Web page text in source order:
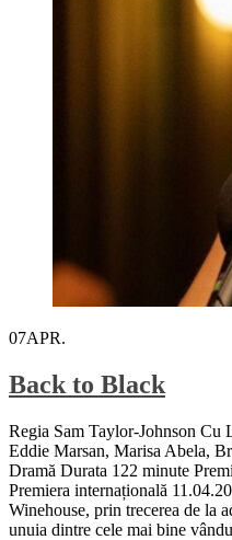
07APR.
Back to Black
Regia Sam Taylor-Johnson Cu
Eddie Marsan, Marisa Abela,
Dramă Durata 122 minute
Premiera internațională
Winehouse, prin trecerea de la
unuia dintre cele mai bine